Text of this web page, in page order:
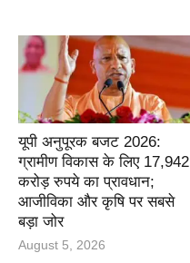
यूपी अनुपूरक बजट 2026:
ग्रामीण विकास के लिए 17,942
करोड़ रुपये का प्रावधान;
आजीविका और कृषि पर सबसे
बड़ा जोर
August 5, 2026